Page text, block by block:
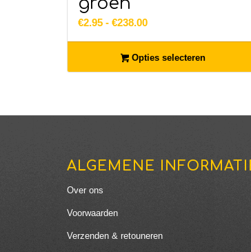
€2.95 - €238.00Prijsklasse:
tot
€238.00
Opties selecteren
ALGEMENE
Over ons
Voorwaarden
Verzenden & retouneren